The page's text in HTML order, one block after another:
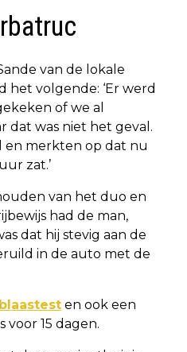
van de lokale
het volgende: ‘Er werd
of we al
dat was niet het geval.
en merkten op dat nu
zat.’
van het duo en
had de man,
dat hij stevig aan de
in de auto met de
blaastest en ook een
voor 15 dagen.